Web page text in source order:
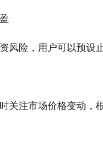
风险，用户可以预设
关注市场价格变动，